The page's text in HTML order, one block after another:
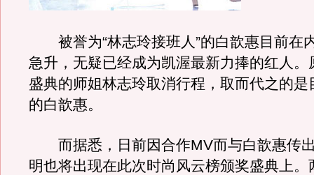
被誉为“林志玲接班人”的白歆惠目前在
急升，无疑已经成为凯渥最新力捧的红人。
盛典的师姐林志玲取消行程，取而代之的是
的白歆惠。
而据悉，日前因合作MV而与白歆惠传
明也将出现在此次时尚风云榜颁奖盛典上。